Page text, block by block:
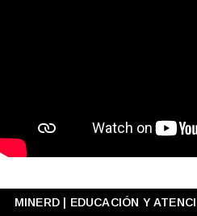
MINERD | EDUCACIÓN Y